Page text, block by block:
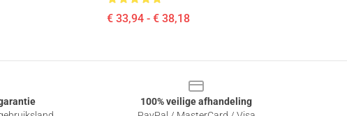
€ 33,94 - € 38,18
100% veilige afhandeling